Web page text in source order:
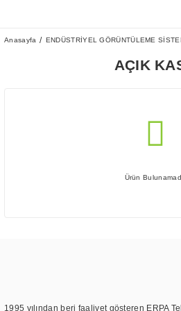
Anasayfa ENDÜSTRİYEL GÖRÜNTÜLEME
AÇIK
Ürün
1995 yılından beri faaliyet gösteren ERPA